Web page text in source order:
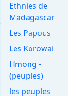
Ethnies de
Madagascar
Les Papous
Les Korowai
Hmong -
(peuples)
les peuples